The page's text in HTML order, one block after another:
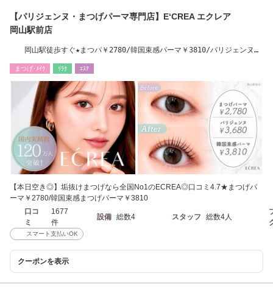
【パリジェンヌ・まつげパーマ専門店】E‘CREA エクレア
岡山駅前店
岡山駅徒歩すぐ★まつパ￥2780/韓国束感パーマ￥3810/パリジェンヌ
まつげ･ﾒｲｸ ﾘﾗｸ ｴｽﾃ
【本日空き◎】垢抜けまつげなら全国No1のECREA◎口コミ4.7★まつげパ
ーマ￥2780/韓国束感まつげパーマ￥3810
口コ
ミ
1677
件
設備 総数4 スタッフ 総数4人
スマート支払いOK
クーポンを表示